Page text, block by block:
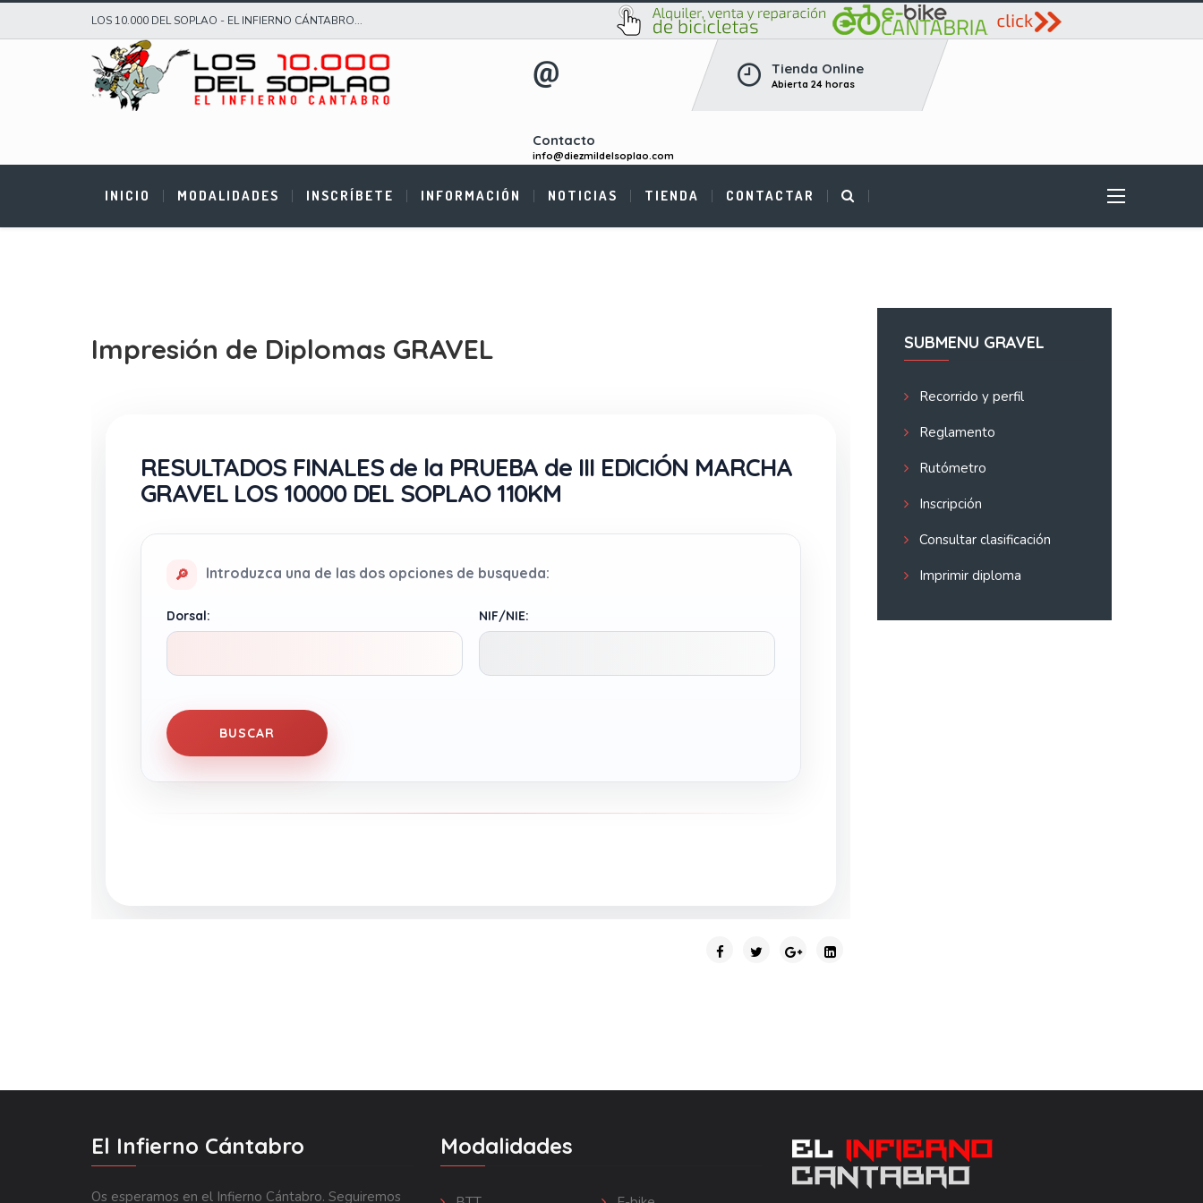
LOS 10.000 DEL SOPLAO - EL INFIERNO CÁNTABRO...
Contacto
info@diezmildelsoplao.com
Tienda Online
Abierta 24 horas
INICIO MODALIDADES INSCRÍBETE INFORMACIÓN NOTICIAS TIENDA CONTACTAR
Impresión de Diplomas GRAVEL SUBMENU GRAVEL
Recorrido y perfil
Reglamento
Rutómetro
Inscripción
Consultar clasificación
Imprimir diploma
El Infierno Cántabro
Os esperamos en el Infierno Cántabro. Seguiremos
Modalidades